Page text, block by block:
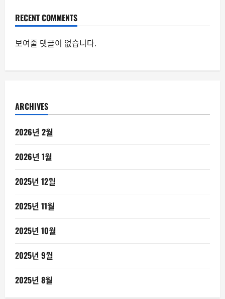
RECENT COMMENTS
보여줄 댓글이 없습니다.
ARCHIVES
2026년 2월
2026년 1월
2025년 12월
2025년 11월
2025년 10월
2025년 9월
2025년 8월